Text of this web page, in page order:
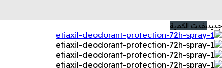
جديدنفدت الكمية